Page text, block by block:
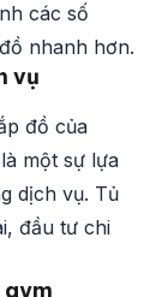
các số
nhanh hơn.
vụ
đồ của
một sự lựa
dịch vụ. Tủ
đầu tư chi
gym